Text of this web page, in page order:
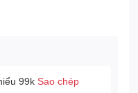
99kSao chép